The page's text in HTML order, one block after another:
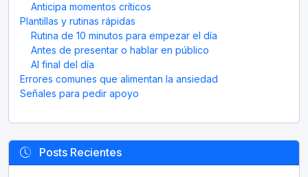
Anticipa momentos críticos
Plantillas y rutinas rápidas
Rutina de 10 minutos para empezar el día
Antes de presentar o hablar en público
Al final del día
Errores comunes que alimentan la ansiedad
Señales para pedir apoyo
Posts Recientes